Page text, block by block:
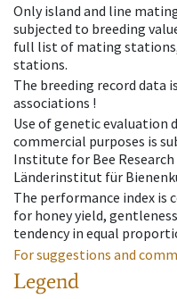
Only island and line
subjected to breeding
full list of mating
stations.
The breeding record
associations !
Use of genetic evaluation
commercial purposes is
Institute for Bee
Länderinstitut für
The performance index is
for honey yield,
tendency in equal
For suggestions and
Legend